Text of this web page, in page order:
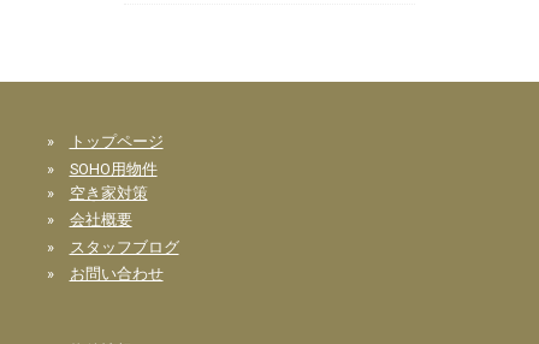
»
トップページ
» SOHO用物件
» 空き家対策
» 会社概要
»
スタッフブログ
» お問い合わせ